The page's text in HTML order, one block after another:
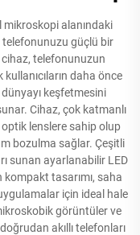
alanındaki
telefonunuzu güçlü bir
telefonunuzun
daha önce
keşfetmesini
Cihaz, çok katmanlı
lenslere sahip olup
bozulma sağlar. Çeşitli
sunan ayarlanabilir LED
kompakt tasarımı, saha
için ideal hale
görüntüler ve
akıllı telefonları